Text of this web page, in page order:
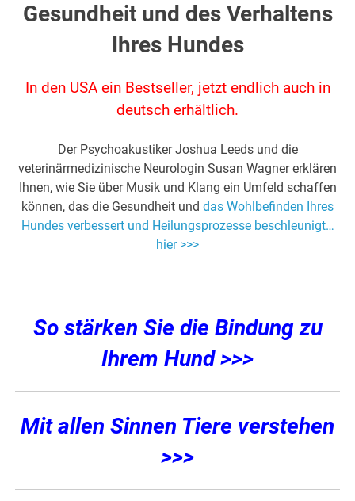
Gesundheit und des Verhaltens
Ihres Hundes
In den USA ein Bestseller, jetzt endlich auch in
deutsch erhältlich.
Der Psychoakustiker Joshua Leeds und die
veterinärmedizinische Neurologin Susan Wagner erklären
Ihnen, wie Sie über Musik und Klang ein Umfeld schaffen
können, das die Gesundheit und das Wohlbefinden Ihres
Hundes verbessert und Heilungsprozesse beschleunigt…
hier >>>
So stärken Sie die Bindung zu
Ihrem Hund >>>
Mit allen Sinnen Tiere verstehen
>>>